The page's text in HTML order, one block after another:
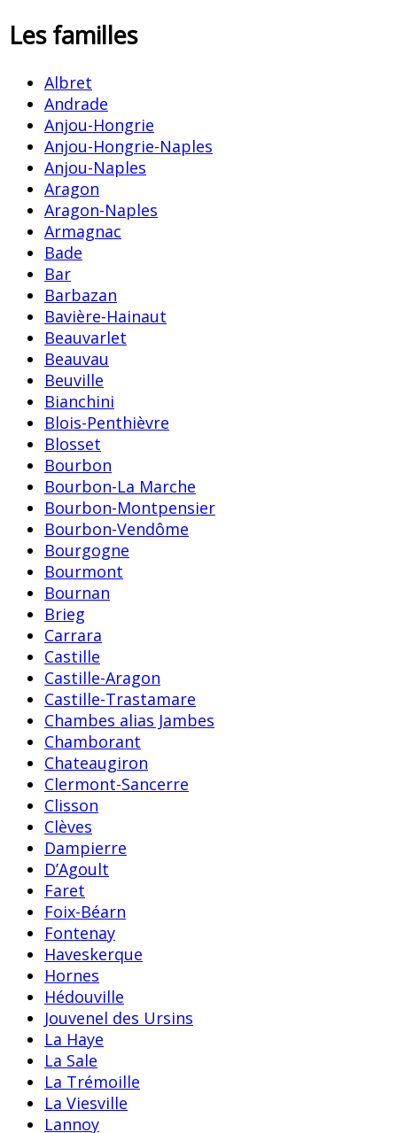
Les familles
Albret
Andrade
Anjou-Hongrie
Anjou-Hongrie-Naples
Anjou-Naples
Aragon
Aragon-Naples
Armagnac
Bade
Bar
Barbazan
Bavière-Hainaut
Beauvarlet
Beauvau
Beuville
Bianchini
Blois-Penthièvre
Blosset
Bourbon
Bourbon-La Marche
Bourbon-Montpensier
Bourbon-Vendôme
Bourgogne
Bourmont
Bournan
Brieg
Carrara
Castille
Castille-Aragon
Castille-Trastamare
Chambes alias Jambes
Chamborant
Chateaugiron
Clermont-Sancerre
Clisson
Clèves
Dampierre
D’Agoult
Faret
Foix-Béarn
Fontenay
Haveskerque
Hornes
Hédouville
Jouvenel des Ursins
La Haye
La Sale
La Trémoille
La Viesville
Lannoy